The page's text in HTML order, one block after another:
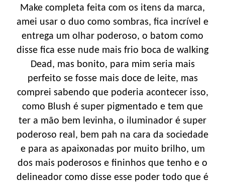
Make completa feita com os itens da marca,
amei usar o duo como sombras, fica incrível e
entrega um olhar poderoso, o batom como
disse fica esse nude mais frio boca de walking
Dead, mas bonito, para mim seria mais
perfeito se fosse mais doce de leite, mas
comprei sabendo que poderia acontecer isso,
como Blush é super pigmentado e tem que
ter a mão bem levinha, o iluminador é super
poderoso real, bem pah na cara da sociedade
e para as apaixonadas por muito brilho, um
dos mais poderosos e fininhos que tenho e o
delineador como disse esse poder todo que é